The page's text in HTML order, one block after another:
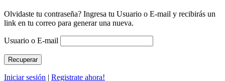
Olvidaste tu contraseña? Ingresa tu Usuario o E-mail y recibirás un
link en tu correo para generar una nueva.
Usuario o E-mail
Iniciar sesión | Registrate ahora!